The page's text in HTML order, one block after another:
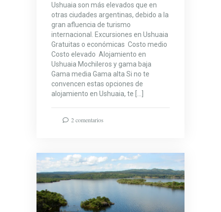
Ushuaia son más elevados que en
otras ciudades argentinas, debido a la
gran afluencia de turismo
internacional. Excursiones en Ushuaia
Gratuitas o económicas Costo medio
Costo elevado Alojamiento en
Ushuaia Mochileros y gama baja
Gama media Gama alta Si no te
convencen estas opciones de
alojamiento en Ushuaia, te […]
2 comentarios